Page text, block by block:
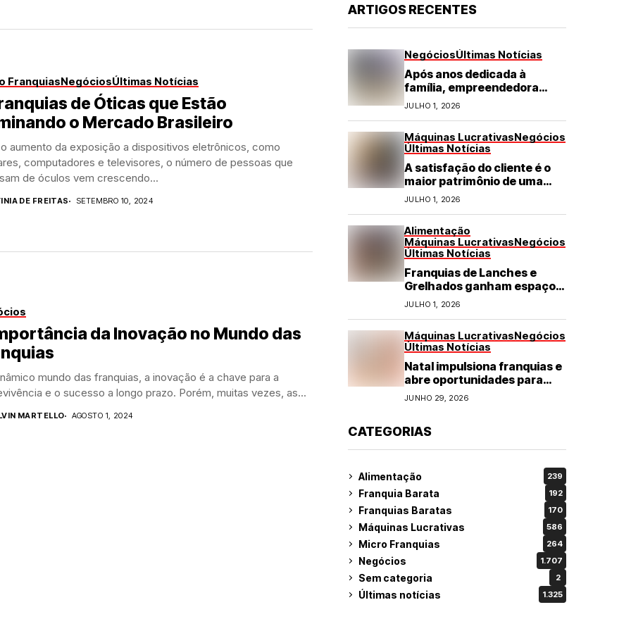
FranquiasNegóciosÚltimas Notícias
de Óticas que Estão
o Mercado Brasileiro
aumento da exposição a dispositivos eletrônicos, como
computadores e televisores, o número de pessoas que
de óculos vem crescendo...
DE FREITAS SETEMBRO 10, 2024
da Inovação no Mundo das
mundo das franquias, a inovação é a chave para a
e o sucesso a longo prazo. Porém, muitas vezes, as...
MARTELLO AGOSTO 1, 2024
ARTIGOS RECENTES
NegóciosÚltimas Notícias
Após anos dedicada à
família, empreendedora
transforma franquia de
turismo em negócio de
JULHO 1, 2026
Máquinas LucrativasNegócios
Últimas Notícias
A satisfação do cliente é o
maior patrimônio de uma
franquia
JULHO 1, 2026
Alimentação
Máquinas LucrativasNegócios
Últimas Notícias
Franquias de Lanches e
Grelhados ganham espaço
com demanda por refeições
rápidas e de qualidade
JULHO 1, 2026
Máquinas LucrativasNegócios
Últimas Notícias
Natal impulsiona franquias e
abre oportunidades para
diversos segmentos do
JUNHO 29, 2026
CATEGORIAS
Alimentação 239
Franquia Barata 192
Franquias Baratas 170
Máquinas Lucrativas 586
Micro Franquias 264
Negócios 1.707
Sem categoria 2
Últimas notícias 1.325